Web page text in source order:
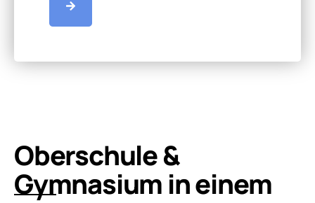
Oberschule &
Gymnasium in einem